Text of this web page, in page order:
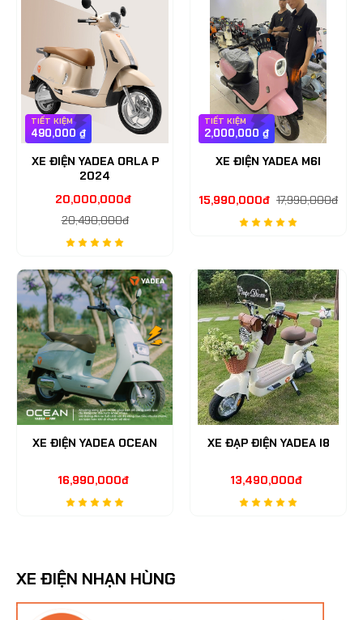
TIẾT KIỆM
490,000 ₫
XE ĐIỆN YADEA ORLA P
2024
20,000,000đ
20,490,000đ
TIẾT KIỆM
2,000,000 ₫
XE ĐIỆN YADEA M6I
15,990,000đ 17,990,000đ
XE ĐIỆN YADEA OCEAN
16,990,000đ
XE ĐẠP ĐIỆN YADEA I8
13,490,000đ
XE ĐIỆN NHẠN HÙNG